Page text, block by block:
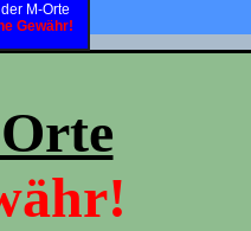
M-Orte
Gewähr!